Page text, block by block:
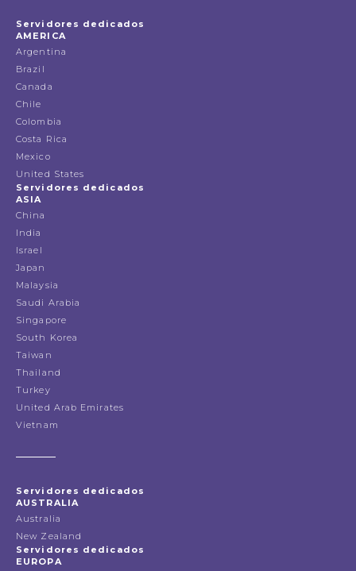
Servidores dedicados
AMERICA
Argentina
Brazil
Canada
Chile
Colombia
Costa Rica
Mexico
United States
Servidores dedicados
ASIA
China
India
Israel
Japan
Malaysia
Saudi Arabia
Singapore
South Korea
Taiwan
Thailand
Turkey
United Arab Emirates
Vietnam
Servidores dedicados
AUSTRALIA
Australia
New Zealand
Servidores dedicados
EUROPA